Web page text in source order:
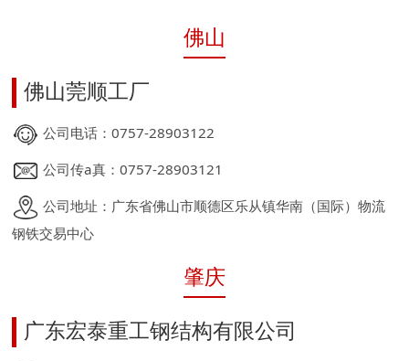
佛山
佛山莞顺工厂
公司电话：0757-28903122
公司传a真：0757-28903121
公司地址：广东省佛山市顺德区乐从镇华南（国际）物流
钢铁交易中心
肇庆
广东宏泰重工钢结构有限公司